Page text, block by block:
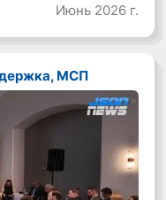
Июнь 2026 г.
МСП